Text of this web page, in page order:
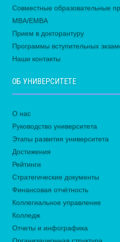
Совместные образовательные
MBA/EMBA
Прием в докторантуру
Программы вступительных
Наши контакты
ОБ УНИВЕРСИТЕТЕ
О нас
Руководство университета
Этапы развития университета
Достижения
Рейтинги
Стратегические документы
Финансовая отчётность
Коллегиальное управление
Колледж
Отчеты и инфографика